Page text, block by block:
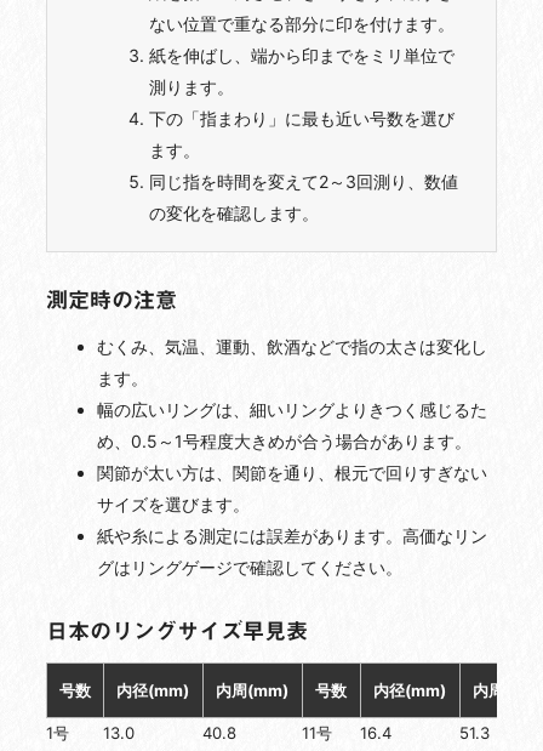
ない位置で重なる部分に印を付けます。
紙を伸ばし、端から印までをミリ単位で
測ります。
下の「指まわり」に最も近い号数を選び
ます。
同じ指を時間を変えて2～3回測り、数値
の変化を確認します。
測定時の注意
むくみ、気温、運動、飲酒などで指の太さは変化し
ます。
幅の広いリングは、細いリングよりきつく感じるた
め、0.5～1号程度大きめが合う場合があります。
関節が太い方は、関節を通り、根元で回りすぎない
サイズを選びます。
紙や糸による測定には誤差があります。高価なリン
グはリングゲージで確認してください。
日本のリングサイズ早見表
号数 内径(mm) 内周(mm) 号数 内径(mm) 内周
1号 13.0 40.8 11号 16.4
51.3